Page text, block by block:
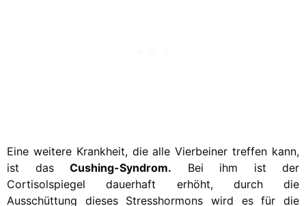
Eine weitere Krankheit, die alle Vierbeiner treffen kann,
ist das Cushing-Syndrom. Bei ihm ist der
Cortisolspiegel dauerhaft erhöht, durch die
Ausschüttung dieses Stresshormons wird es für die